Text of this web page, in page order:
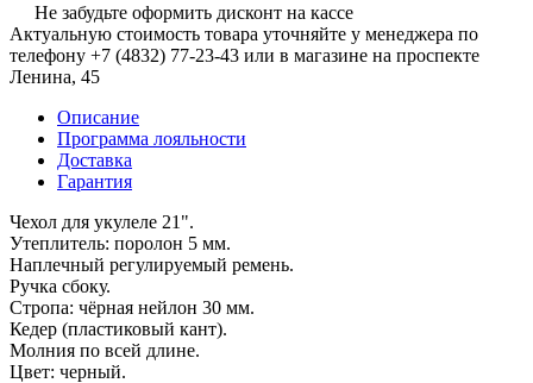
Не забудьте оформить дисконт на кассе
Актуальную стоимость товара уточняйте у менеджера по
телефону +7 (4832) 77-23-43 или в магазине на проспекте
Ленина, 45
Описание
Программа лояльности
Доставка
Гарантия
Чехол для укулеле 21".
Утеплитель: поролон 5 мм.
Наплечный регулируемый ремень.
Ручка сбоку.
Стропа: чёрная нейлон 30 мм.
Кедер (пластиковый кант).
Молния по всей длине.
Цвет: черный.